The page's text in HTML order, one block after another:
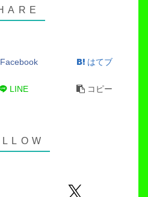
Facebook はてブ
LINE コピー